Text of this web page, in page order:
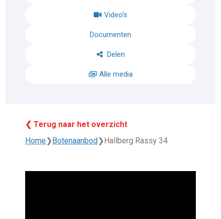
Video's
Documenten
Delen
Alle media
❮ Terug naar het overzicht
Home❯Botenaanbod❯Hallberg Rassy 34